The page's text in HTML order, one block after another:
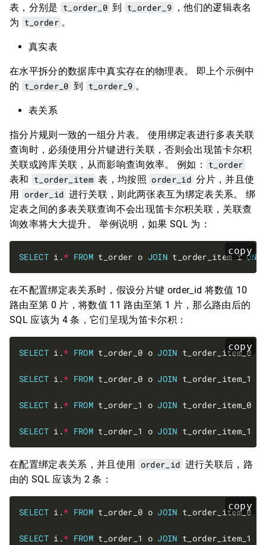
表，分别是 t_order_0 到 t_order_9 ，他们的逻辑表名
为 t_order 。
真实表
在水平拆分的数据库中真实存在的物理表。 即上个示例中
的 t_order_0 到 t_order_9 。
表关系
指分片规则一致的一组分片表。 使用绑定表进行多表关联
查询时，必须使用分片键进行关联，否则会出现笛卡尔积
关联或跨库关联，从而影响查询效率。 例如：
t_order
表和 t_order_item 表，均按照 order_id 分片，并且使
用 order_id 进行关联，则此两张表互为绑定表关系。 绑
定表之间的多表关联查询不会出现笛卡尔积关联，关联查
询效率将大大提升。 举例说明，如果 SQL 为：
copy
SELECT i.* FROM t_order o JOIN t_order_item i ON
在不配置绑定表关系时，假设分片键 order_id 将数值 10
路由至第 0 片，将数值 11 路由至第 1 片，那么路由后的
SQL 应该为 4 条，它们呈现为笛卡尔积：
copy
SELECT i.* FROM t_order_0 o JOIN t_order_item_0 i
SELECT i.* FROM t_order_0 o JOIN t_order_item_1 i
SELECT i.* FROM t_order_1 o JOIN t_order_item_0 i
SELECT i.* FROM t_order_1 o JOIN t_order_item_1 i
在配置绑定表关系，并且使用 order_id 进行关联后，路
由的 SQL 应该为 2 条：
copy
SELECT i.* FROM t_order_0 o JOIN t_order_item_0 i
SELECT i.* FROM t_order_1 o JOIN t_order_item_1 i